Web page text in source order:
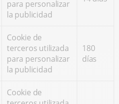
para personalizar
la publicidad
Cookie de
terceros utilizada
para personalizar
la publicidad
180
días
Cookie de